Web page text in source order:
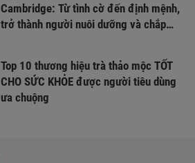
Cambridge: Từ tình cờ đến định mệnh,
trở thành người nuôi dưỡng và chắp
Top 10 thương hiệu trà thảo mộc TỐT
CHO SỨC KHỎE được người tiêu dùng
ưa chuộng